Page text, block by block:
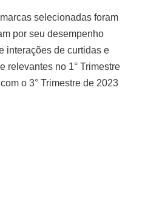
selecionadas foram
por seu desempenho
interações de curtidas e
relevantes no 1° Trimestre
o 3° Trimestre de 2023